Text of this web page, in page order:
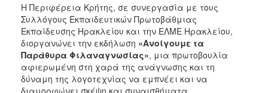
Η Περιφέρεια Κρήτης, σε συνεργασία με τους
Συλλόγους Εκπαιδευτικών Πρωτοβάθμιας
Εκπαίδευσης Ηρακλείου και την ΕΛΜΕ Ηρακλείου,
διοργανώνει την εκδήλωση «Ανοίγουμε τα
Παράθυρα Φιλαναγνωσίας», μια πρωτοβουλία
αφιερωμένη στη χαρά της ανάγνωσης και τη
δύναμη της λογοτεχνίας να εμπνέει και να
διαμορφώνει σκέψη και συναισθήματα.